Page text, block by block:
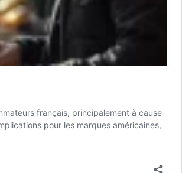
français, principalement à cause
pour les marques américaines,